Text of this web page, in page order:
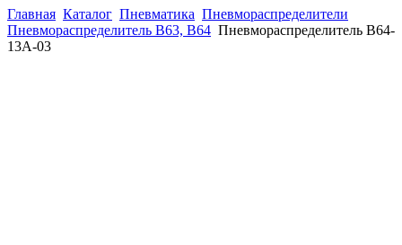
Главная Каталог Пневматика Пневмораспределители
Пневмораспределитель В63, В64 Пневмораспределитель В64-
13А-03